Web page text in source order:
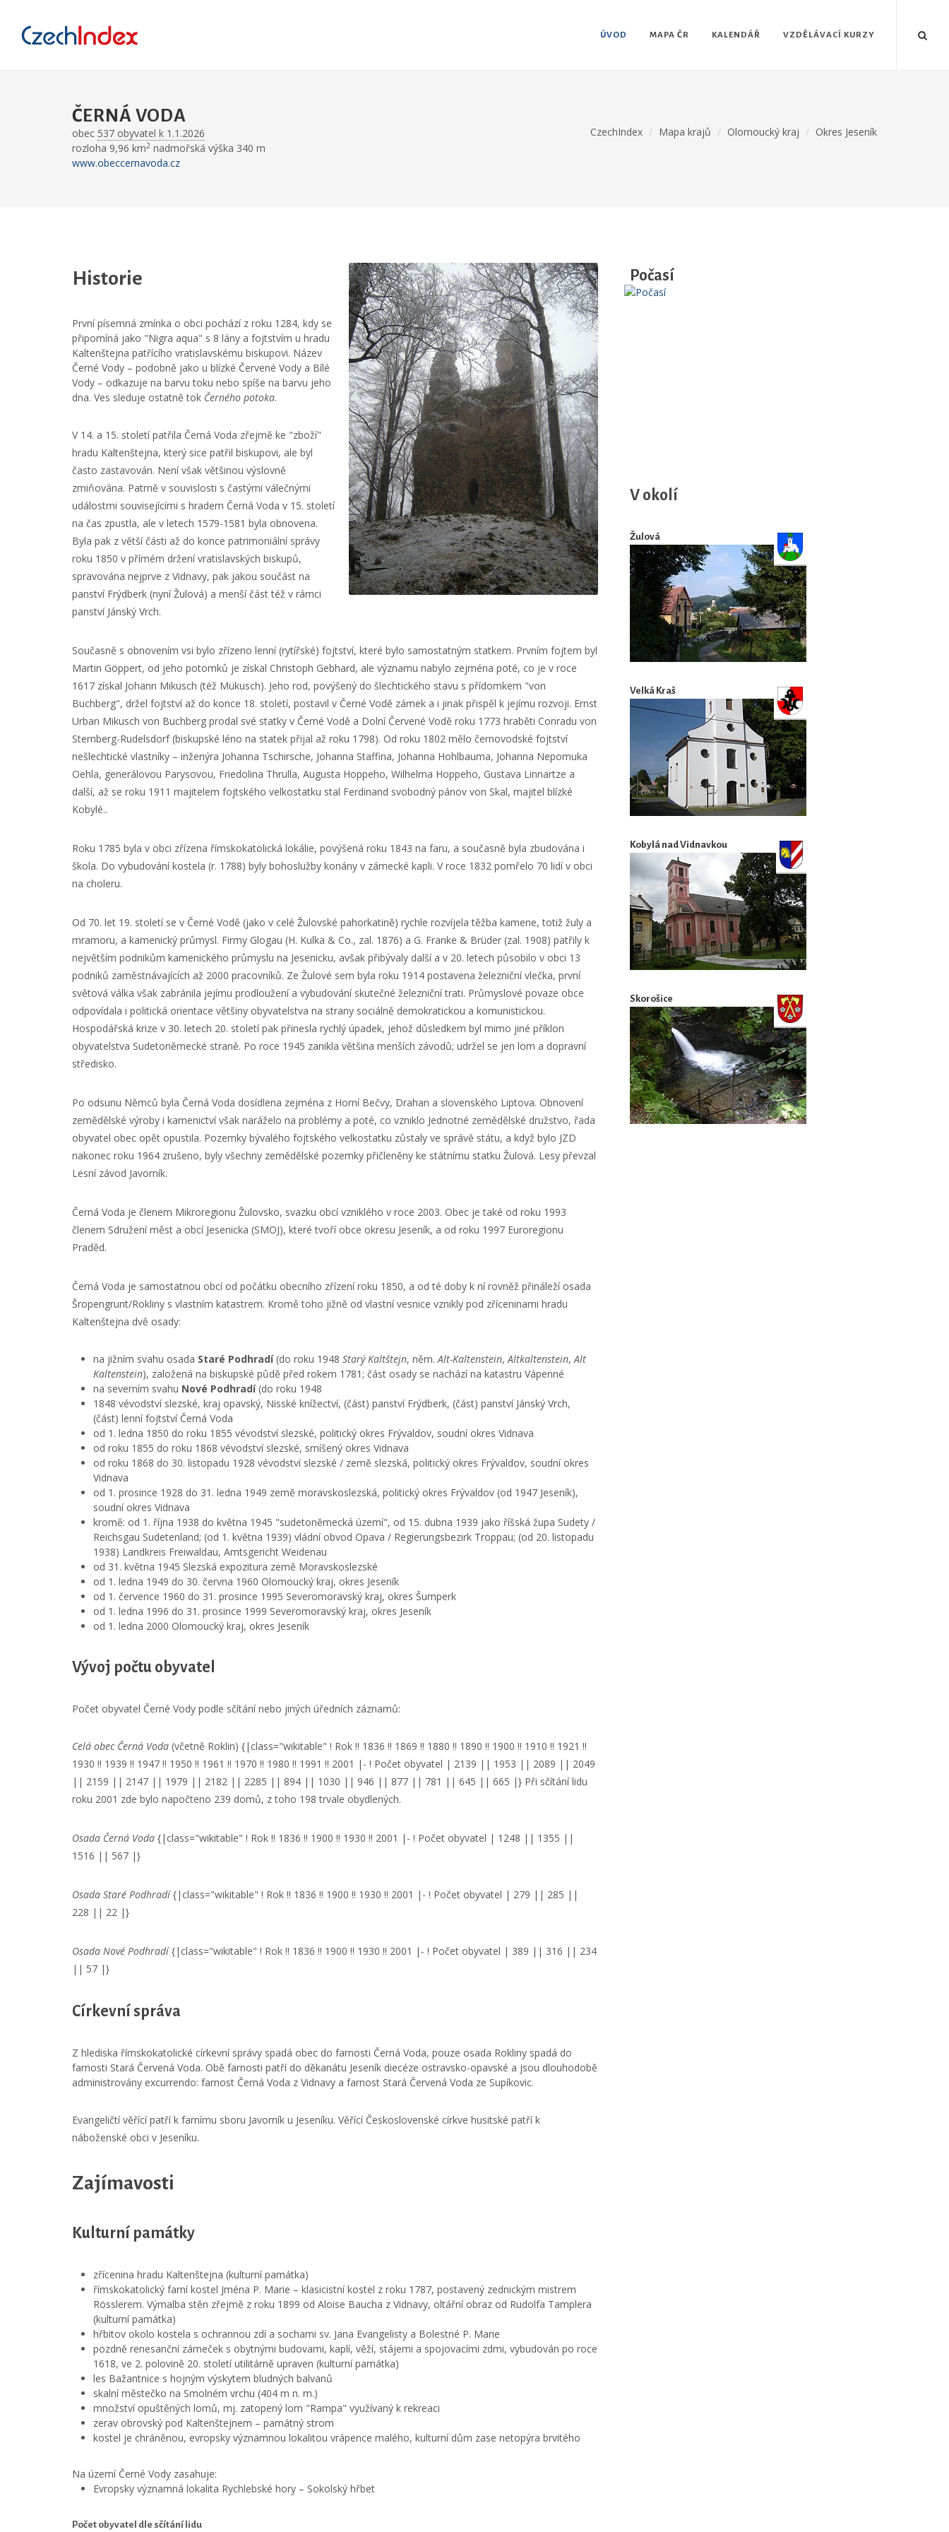
ÚVOD MAPA ČR KALENDÁŘ VZDĚLÁVACÍ KURZY
ČERNÁ VODA
obec 537 obyvatel k 1.1.2026
rozloha 9,96 km2 nadmořská výška 340 m
www.obeccernavoda.cz
CzechIndex Mapa krajů Olomoucký kraj Okres Jeseník
Historie
První písemná zmínka o obci pochází z roku 1284, kdy se
připomíná jako "Nigra aqua" s 8 lány a fojtstvím u hradu
Kaltenštejna patřícího vratislavskému biskupovi. Název
Černé Vody – podobně jako u blízké Červené Vody a Bílé
Vody – odkazuje na barvu toku nebo spíše na barvu jeho
dna. Ves sleduje ostatně tok Černého potoka.
V 14. a 15. století patřila Černá Voda zřejmě ke "zboží"
hradu Kaltenštejna, který sice patřil biskupovi, ale byl
často zastavován. Není však většinou výslovně
zmiňována. Patrně v souvislosti s častými válečnými
událostmi souvisejícími s hradem Černá Voda v 15. století
na čas zpustla, ale v letech 1579-1581 byla obnovena.
Byla pak z větší části až do konce patrimoniální správy
roku 1850 v přímém držení vratislavských biskupů,
spravována nejprve z Vidnavy, pak jakou součást na
panství Frýdberk (nyní Žulová) a menší část též v rámci
panství Jánský Vrch.
Současně s obnovením vsi bylo zřízeno lenní (rytířské) fojtství, které bylo samostatným statkem. Prvním fojtem byl
Martin Göppert, od jeho potomků je získal Christoph Gebhard, ale významu nabylo zejména poté, co je v roce
1617 získal Johann Mikusch (též Mükusch). Jeho rod, povýšený do šlechtického stavu s přídomkem "von
Buchberg", držel fojtství až do konce 18. století, postavil v Černé Vodě zámek a i jinak přispěl k jejímu rozvoji. Ernst
Urban Mikusch von Buchberg prodal své statky v Černé Vodě a Dolní Červené Vodě roku 1773 hraběti Conradu von
Sternberg-Rudelsdorf (biskupské léno na statek přijal až roku 1798). Od roku 1802 mělo černovodské fojtství
nešlechtické vlastníky – inženýra Johanna Tschirsche, Johanna Staffina, Johanna Hohlbauma, Johanna Nepomuka
Oehla, generálovou Parysovou, Friedolina Thrulla, Augusta Hoppeho, Wilhelma Hoppeho, Gustava Linnartze a
další, až se roku 1911 majitelem fojtského velkostatku stal Ferdinand svobodný pánov von Skal, majitel blízké
Kobylé..
Roku 1785 byla v obci zřízena římskokatolická lokálie, povýšená roku 1843 na faru, a současně byla zbudována i
škola. Do vybudování kostela (r. 1788) byly bohoslužby konány v zámecké kapli. V roce 1832 pomřelo 70 lidí v obci
na choleru.
Od 70. let 19. století se v Černé Vodě (jako v celé Žulovské pahorkatině) rychle rozvíjela těžba kamene, totiž žuly a
mramoru, a kamenický průmysl. Firmy Glogau (H. Kulka & Co., zal. 1876) a G. Franke & Brüder (zal. 1908) patřily k
největším podnikům kamenického průmyslu na Jesenicku, avšak přibývaly další a v 20. letech působilo v obci 13
podniků zaměstnávajících až 2000 pracovníků. Ze Žulové sem byla roku 1914 postavena železniční vlečka, první
světová válka však zabránila jejímu prodloužení a vybudování skutečné železniční trati. Průmyslové povaze obce
odpovídala i politická orientace většiny obyvatelstva na strany sociálně demokratickou a komunistickou.
Hospodářská krize v 30. letech 20. století pak přinesla rychlý úpadek, jehož důsledkem byl mimo jiné příklon
obyvatelstva Sudetoněmecké straně. Po roce 1945 zanikla většina menších závodů; udržel se jen lom a dopravní
středisko.
Po odsunu Němců byla Černá Voda dosídlena zejména z Horní Bečvy, Drahan a slovenského Liptova. Obnovení
zemědělské výroby i kamenictví však naráželo na problémy a poté, co vzniklo Jednotné zemědělské družstvo, řada
obyvatel obec opět opustila. Pozemky bývalého fojtského velkostatku zůstaly ve správě státu, a když bylo JZD
nakonec roku 1964 zrušeno, byly všechny zemědělské pozemky přičleněny ke státnímu statku Žulová. Lesy převzal
Lesní závod Javorník.
Černá Voda je členem Mikroregionu Žulovsko, svazku obcí vzniklého v roce 2003. Obec je také od roku 1993
členem Sdružení měst a obcí Jesenicka (SMOJ), které tvoří obce okresu Jeseník, a od roku 1997 Euroregionu
Praděd.
Černá Voda je samostatnou obcí od počátku obecního zřízení roku 1850, a od té doby k ní rovněž přináleží osada
Šropengrunt/Rokliny s vlastním katastrem. Kromě toho jižně od vlastní vesnice vznikly pod zříceninami hradu
Kaltenštejna dvě osady:
na jižním svahu osada Staré Podhradí(do roku 1948 Starý Kaltštejn, něm.Alt-Kaltenstein,Altkaltenstein,Alt
Kaltenstein), založená na biskupské půdě před rokem 1781; část osady se nachází na katastru Vápenné
na severním svahu Nové Podhradí(do roku 1948
1848 vévodství slezské, kraj opavský, Nisské knížectví, (část) panství Frýdberk, (část) panství Jánský Vrch,
(část) lenní fojtství Černá Voda
od 1. ledna 1850 do roku 1855 vévodství slezské, politický okres Frývaldov, soudní okres Vidnava
od roku 1855 do roku 1868 vévodství slezské, smíšený okres Vidnava
od roku 1868 do 30. listopadu 1928 vévodství slezské / země slezská, politický okres Frývaldov, soudní okres
Vidnava
od 1. prosince 1928 do 31. ledna 1949 země moravskoslezská, politický okres Frývaldov (od 1947 Jeseník),
soudní okres Vidnava
kromě: od 1. října 1938 do května 1945 "sudetoněmecká území", od 15. dubna 1939 jako říšská župa Sudety /
Reichsgau Sudetenland; (od 1. května 1939) vládní obvod Opava / Regierungsbezirk Troppau; (od 20. listopadu
1938) Landkreis Freiwaldau, Amtsgericht Weidenau
od 31. května 1945 Slezská expozitura země Moravskoslezské
od 1. ledna 1949 do 30. června 1960 Olomoucký kraj, okres Jeseník
od 1. července 1960 do 31. prosince 1995 Severomoravský kraj, okres Šumperk
od 1. ledna 1996 do 31. prosince 1999 Severomoravský kraj, okres Jeseník
od 1. ledna 2000 Olomoucký kraj, okres Jeseník
Vývoj počtu obyvatel
Počet obyvatel Černé Vody podle sčítání nebo jiných úředních záznamů:
Celá obec Černá Voda (včetně Roklin) {|class="wikitable" ! Rok !! 1836 !! 1869 !! 1880 !! 1890 !! 1900 !! 1910 !! 1921 !!
1930 !! 1939 !! 1947 !! 1950 !! 1961 !! 1970 !! 1980 !! 1991 !! 2001 |- ! Počet obyvatel | 2139 || 1953 || 2089 || 2049
|| 2159 || 2147 || 1979 || 2182 || 2285 || 894 || 1030 || 946 || 877 || 781 || 645 || 665 |} Při sčítání lidu
roku 2001 zde bylo napočteno 239 domů, z toho 198 trvale obydlených.
Osada Černá Voda {|class="wikitable" ! Rok !! 1836 !! 1900 !! 1930 !! 2001 |- ! Počet obyvatel | 1248 || 1355 ||
1516 || 567 |}
Osada Staré Podhradí{|class="wikitable" ! Rok !! 1836 !! 1900 !! 1930 !! 2001 |- ! Počet obyvatel | 279 || 285 ||
228 || 22 |}
Osada Nové Podhradí{|class="wikitable" ! Rok !! 1836 !! 1900 !! 1930 !! 2001 |- ! Počet obyvatel | 389 || 316 || 234
|| 57 |}
Církevní správa
Z hlediska římskokatolické církevní správy spadá obec do farnosti Černá Voda, pouze osada Rokliny spadá do
farnosti Stará Červená Voda. Obě farnosti patří do děkanátu Jeseník diecéze ostravsko-opavské a jsou dlouhodobě
administrovány excurrendo: farnost Černá Voda z Vidnavy a farnost Stará Červená Voda ze Supíkovic.
Evangeličtí věřící patří k farnímu sboru Javorník u Jeseníku. Věřící Československé církve husitské patří k
náboženské obci v Jeseníku.
Zajímavosti
Kulturní památky
zřícenina hradu Kaltenštejna (kulturní památka)
římskokatolický farní kostel Jména P. Marie – klasicistní kostel z roku 1787, postavený zednickým mistrem
Rösslerem. Výmalba stěn zřejmě z roku 1899 od Aloise Baucha z Vidnavy, oltářní obraz od Rudolfa Tamplera
(kulturní památka)
hřbitov okolo kostela s ochrannou zdí a sochami sv. Jana Evangelisty a Bolestné P. Marie
pozdně renesanční zámeček s obytnými budovami, kaplí, věží, stájemi a spojovacími zdmi, vybudován po roce
1618, ve 2. polovině 20. století utilitárně upraven (kulturní památka)
les Bažantnice s hojným výskytem bludných balvanů
skalní městečko na Smolném vrchu (404 m n. m.)
množství opuštěných lomů, mj. zatopený lom "Rampa" využívaný k rekreaci
zerav obrovský pod Kaltenštejnem – památný strom
kostel je chráněnou, evropsky významnou lokalitou vrápence malého, kulturní dům zase netopýra brvitého
Na území Černé Vody zasahuje:
Evropsky významná lokalita Rychlebské hory – Sokolský hřbet
Počet obyvatel dle sčítání lidu
Počasí
V okolí
Žulová
Velká Kraš
Kobylá nad Vidnavkou
Skorošice